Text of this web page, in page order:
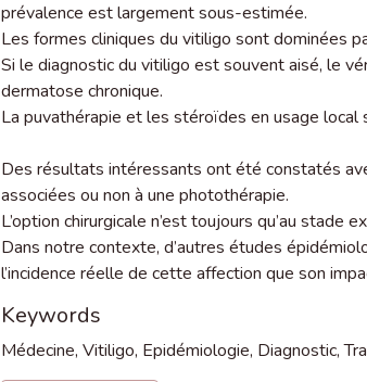
prévalence est largement sous-estimée.
Les formes cliniques du vitiligo sont dominées
Si le diagnostic du vitiligo est souvent aisé, le
dermatose chronique.
La puvathérapie et les stéroïdes en usage
Des résultats intéressants ont été constatés
associées ou non à une photothérapie.
L’option chirurgicale n’est toujours qu’au stade
Dans notre contexte, d’autres études
l’incidence réelle de cette affection que son
Keywords
Médecine, Vitiligo, Epidémiologie, Diagnostic,